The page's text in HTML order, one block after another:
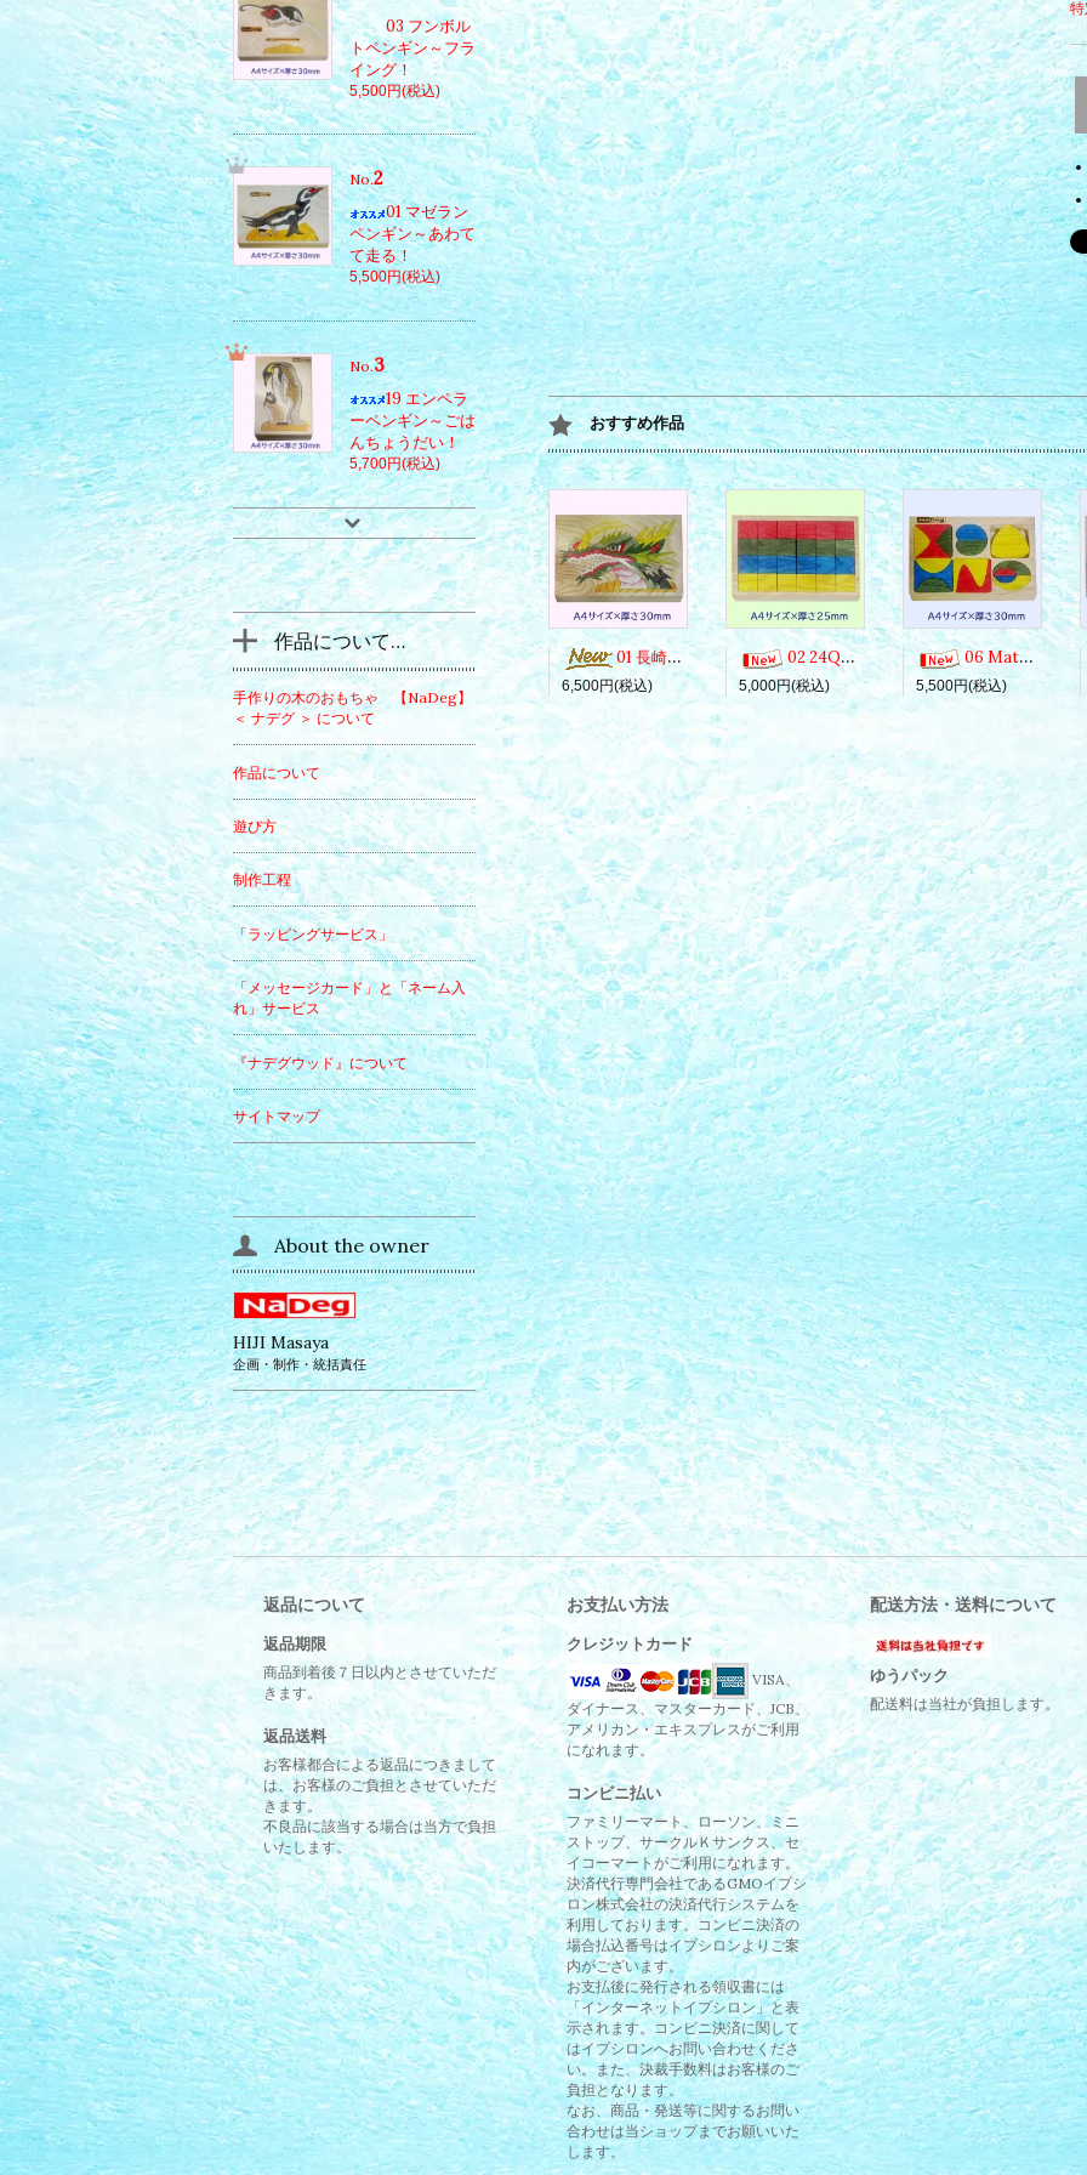
おすすめ作品
01 長崎くんち・龍踊（じゃおどり）
6,500円(税込)
02 24Qubes
5,000円(税込)
06 Mathmateca Curves
5,500円(税込)
03 フンボル
トペンギン～フラ
イング！
5,500円(税込)
No.2
01 マゼラン
ペンギン～あわて
て走る！
5,500円(税込)
No.3
19 エンペラ
ーペンギン～ごは
んちょうだい！
5,700円(税込)
作品について…
手作りの木のおもちゃ 【NaDeg】
＜ ナデグ ＞ について
作品について
遊び方
制作工程
「ラッピングサービス」
「メッセージカード」と「ネーム入
れ」サービス
『ナデグウッド』について
サイトマップ
About the owner
HIJI Masaya
企画・制作・統括責任
返品について
返品期限
商品到着後７日以内とさせていただ
きます。
返品送料
お客様都合による返品につきまして
は、お客様のご負担とさせていただ
きます。
不良品に該当する場合は当方で負担
いたします。
お支払い方法
クレジットカード
VISA、
ダイナース、マスターカード、JCB、
アメリカン・エキスプレスがご利用
になれます。
コンビニ払い
ファミリーマート、ローソン、ミニ
ストップ、サークルＫサンクス、セ
イコーマートがご利用になれます。
決済代行専門会社であるGMOイプシ
ロン株式会社の決済代行システムを
利用しております。コンビニ決済の
場合払込番号はイプシロンよりご案
内がございます。
お支払後に発行される領収書には
「インターネットイプシロン」と表
示されます。コンビニ決済に関して
はイプシロンへお問い合わせくださ
い。また、決裁手数料はお客様のご
負担となります。
なお、商品・発送等に関するお問い
合わせは当ショップまでお願いいた
します。
配送方法・送料について
ゆうパック
配送料は当社が負担します。